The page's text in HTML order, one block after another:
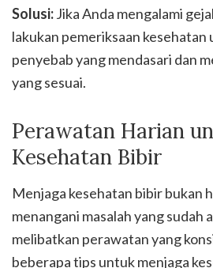
Solusi:Jika Anda mengalami
lakukan pemeriksaan
penyebab yang mendasari dan
yang sesuai.
Perawatan Harian
Kesehatan Bibir
Menjaga kesehatan bibir bukan
menangani masalah yang sudah
melibatkan perawatan yang
beberapa tips untuk menjaga